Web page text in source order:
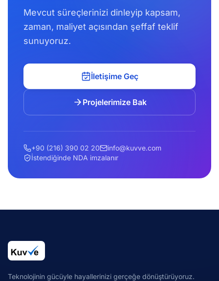
Mevcut süreçlerinizi dinleyip kapsam,
zaman, maliyet açısından şeffaf teklif
sunuyoruz.
İletişime Geç
Projelerimize Bak
+90 (216) 390 02 20
info@kuvve.com
İstendiğinde NDA imzalanır
Teknolojinin gücüyle hayallerinizi gerçeğe dönüştürüyoruz.